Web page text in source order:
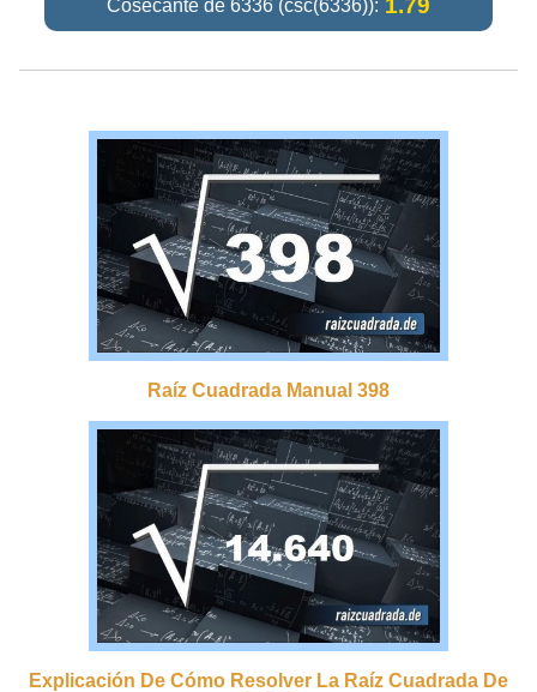
Cosecante de 6336 (csc(6336)):
Raíz Cuadrada Manual 398
Explicación De Cómo Resolver La Raíz Cuadrada De